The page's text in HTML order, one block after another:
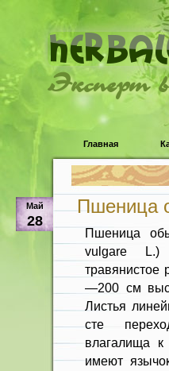
Эксперт
Главная
Май
28
Пшеница
Пшеница
vulgare
травянистое
—200 см
Листья
сте
влагалища к
имеют